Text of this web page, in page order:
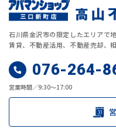
石川県金沢市の限定したエリアで
賃貸、不動産活用、不動産売却、
076-264-
営業時間／9:30～17:00